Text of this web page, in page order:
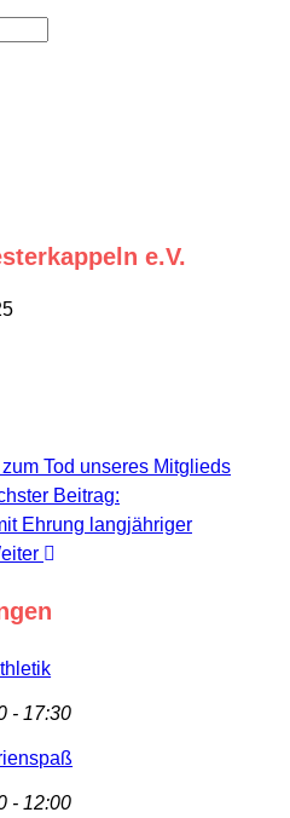
e.V.
Tod unseres Mitglieds
Beitrag:
Ehrung langjähriger
- 17:30
- 12:00